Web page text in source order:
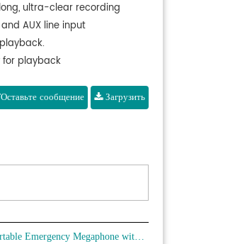
ultra-clear recording
AUX line input
for playback
Оставьте сообщение Загрузить
HS269 55W Portable Emergency Megaphone with Handheld Mic - 翻译中...